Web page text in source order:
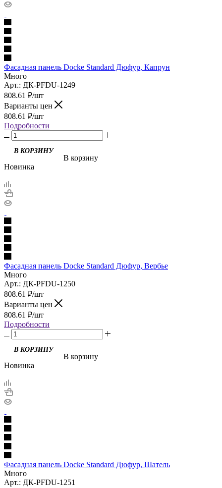
Фасадная панель Docke Standard Дюфур, Капрун
Много
Арт.: ДК-PFDU-1249
808.61 ₽/шт
Варианты цен
808.61 ₽/шт
Подробности
В корзину
Новинка
Фасадная панель Docke Standard Дюфур, Вербье
Много
Арт.: ДК-PFDU-1250
808.61 ₽/шт
Варианты цен
808.61 ₽/шт
Подробности
В корзину
Новинка
Фасадная панель Docke Standard Дюфур, Шатель
Много
Арт.: ДК-PFDU-1251